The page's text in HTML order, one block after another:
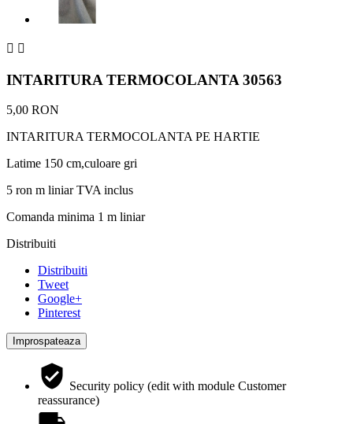
 
INTARITURA TERMOCOLANTA 30563
5,00 RON
INTARITURA TERMOCOLANTA PE HARTIE
Latime 150 cm,culoare gri
5 ron m liniar TVA inclus
Comanda minima 1 m liniar
Distribuiti
Distribuiti
Tweet
Google+
Pinterest
Security policy (edit with module Customer
reassurance)